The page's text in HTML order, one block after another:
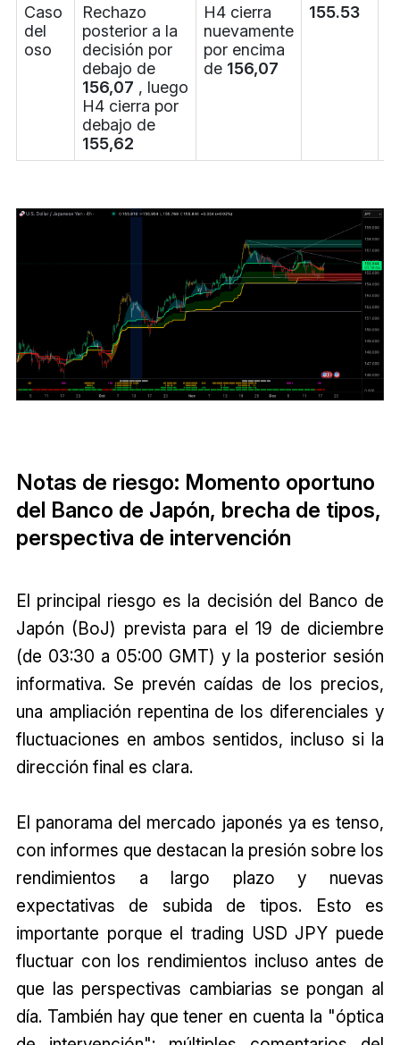
Caso
del
oso
Rechazo
posterior a la
decisión por
debajo de
156,07 , luego
H4 cierra por
debajo de
155,62
H4 cierra
nuevamente
por encima
de 156,07
155.53
Notas de riesgo: Momento oportuno
del Banco de Japón, brecha de tipos,
perspectiva de intervención
El principal riesgo es la decisión del Banco de
Japón (BoJ) prevista para el 19 de diciembre
(de 03:30 a 05:00 GMT) y la posterior sesión
informativa. Se prevén caídas de los precios,
una ampliación repentina de los diferenciales y
fluctuaciones en ambos sentidos, incluso si la
dirección final es clara.
El panorama del mercado japonés ya es tenso,
con informes que destacan la presión sobre los
rendimientos a largo plazo y nuevas
expectativas de subida de tipos. Esto es
importante porque el trading USD JPY puede
fluctuar con los rendimientos incluso antes de
que las perspectivas cambiarias se pongan al
día. También hay que tener en cuenta la "óptica